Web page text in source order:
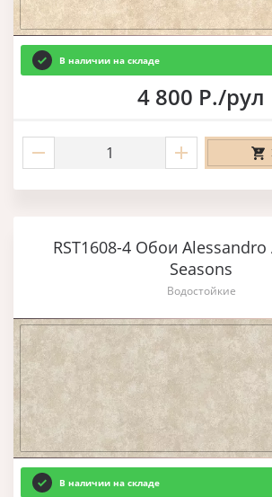
В наличии на складе
4 800 Р./рул
RST1608-4 Обои
Seasons
Водостойкие
В наличии на складе